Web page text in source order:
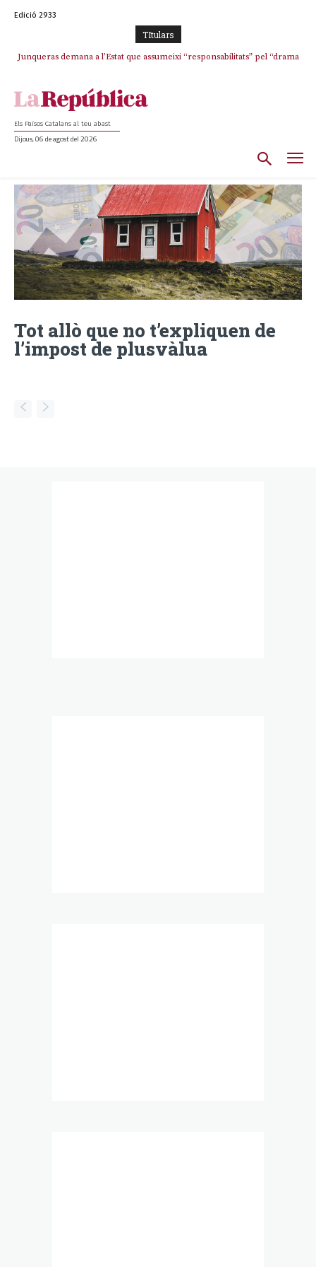
Edició 2933
TItulars
Junqueras demana a l’Estat que assumeixi “responsabilitats” pel “drama
Els Països Catalans al teu abast
Dijous, 06 de agost del 2026
Tot allò que no t’expliquen de
l’impost de plusvàlua